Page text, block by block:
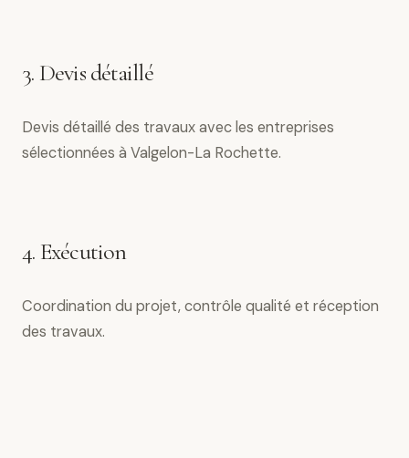
3. Devis détaillé
Devis détaillé des travaux avec les entreprises
sélectionnées à Valgelon-La Rochette.
4. Exécution
Coordination du projet, contrôle qualité et réception
des travaux.